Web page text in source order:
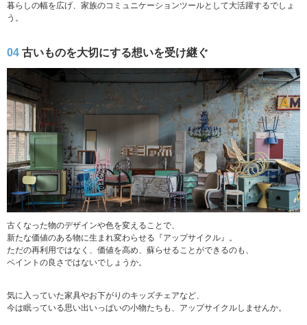
暮らしの幅を広げ、家族のコミュニケーションツールとして大活躍するでしょ
う。
04 古いものを大切にする想いを受け継ぐ
古くなった物のデザインや色を変えることで、
新たな価値のある物に生まれ変わらせる『アップサイクル』。
ただの再利用ではなく、価値を高め、蘇らせることができるのも、
ペイントの良さではないでしょうか。
気に入っていた家具やお下がりのキッズチェアなど、
今は眠っている思い出いっぱいの小物たちも、アップサイクルしませんか。